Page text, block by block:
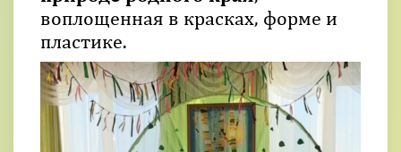
воплощенная в красках, форме и
пластике.